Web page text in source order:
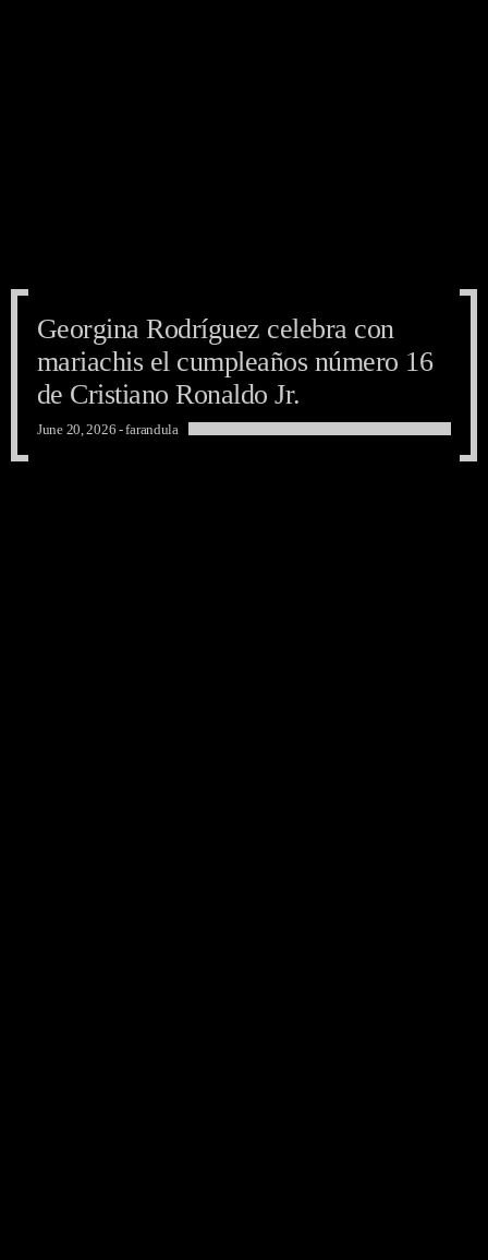
Georgina Rodríguez celebra con
mariachis el cumpleaños número 16
de Cristiano Ronaldo Jr.
Georgina Rodríguez celebra con
mariachis el cumpleaños número 16
de Cristiano Ronaldo Jr.
Georgina Rodríguez celebra con
mariachis el cumpleaños número 16
de Cristiano Ronaldo Jr.
June 20, 2026 -farandula